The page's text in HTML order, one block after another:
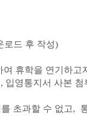
로드 후 작성)
휴학을 연기하고
, 입영통지서 사본 첨
초과할 수 없고,